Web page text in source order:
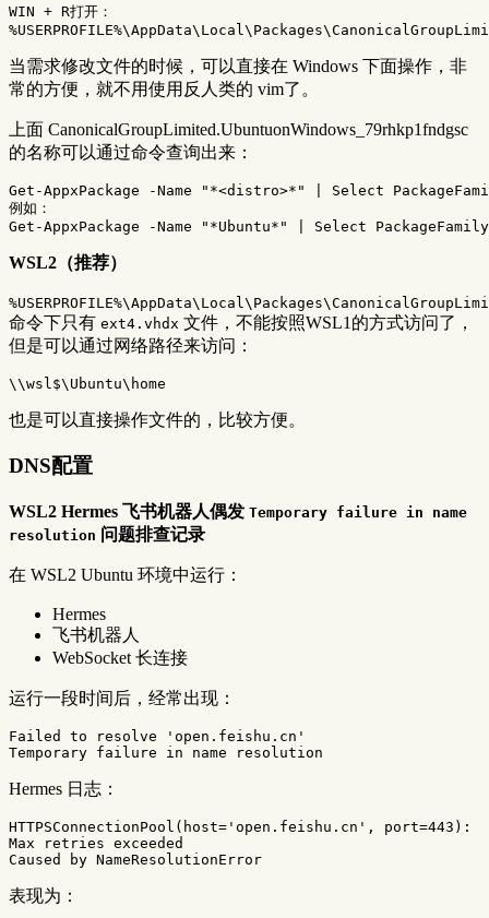
WIN + R打开：
当需求修改文件的时候，可以直接在 Windows 下面操作，非
常的方便，就不用使用反人类的 vim了。
上面 CanonicalGroupLimited.UbuntuonWindows_79rhkp1fndgsc
的名称可以通过命令查询出来：
Get-AppxPackage -Name "*<distro>*"
| Select
例如：
Get-AppxPackage
-Name "*Ubuntu*"
WSL2（推荐）
命令下只有 ext4.vhdx 文件，不能按照WSL1的方式访问了，
但是可以通过网络路径来访问：
也是可以直接操作文件的，比较方便。
DNS配置
WSL2 Hermes 飞书机器人偶发 Temporary failure in name
resolution 问题排查记录
在 WSL2 Ubuntu 环境中运行：
Hermes
飞书机器人
WebSocket 长连接
运行一段时间后，经常出现：
Failed to resolve
'open.feishu.cn'
Temporary failure in
Hermes 日志：
HTTPSConnectionPool ( host= 'open.feishu.cn' , port=443 ) :
Max retries exceeded
表现为：